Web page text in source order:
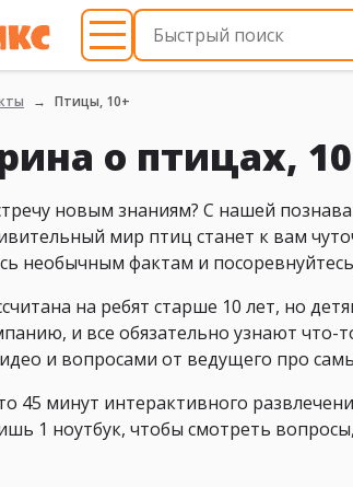
Птицы, 10+
о птицах,
новым знаниям? С нашей
мир птиц станет к вам
необычным фактам и посоревнуйтесь
на ребят старше 10 лет, но
и все обязательно узнают
и вопросами от ведущего про
45 минут интерактивного
1 ноутбук, чтобы смотреть